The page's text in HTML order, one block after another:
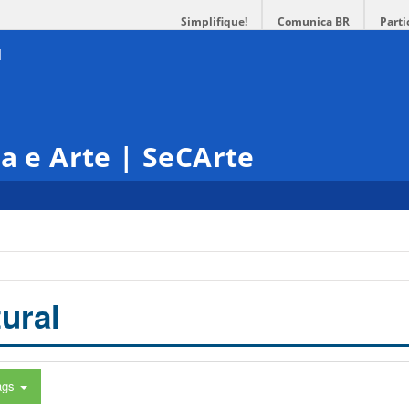
Simplifique! Comunica BR
e Arte | SeCArte